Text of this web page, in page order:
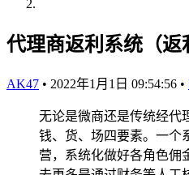
代理商返利系统（返
AK47 • 2022年1月1日 09:54:56 •
无论是微商还是传统经代
钱、货、场四要素。一个
营，系统化做好各角色佣